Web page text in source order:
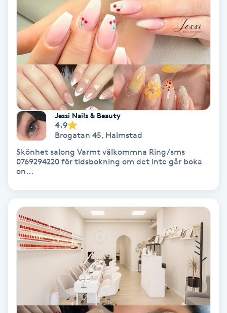
Lashlift Keratin
LED-ljusterapi
Liktornar
LPG
LPG-behandling
LPG-massage
Lymfmassage
Jessi Nails & Beauty
4.9
Brogatan 45, Halmstad
Skönhet salong Varmt välkommna Ring/sms
0769294220 för tidsbokning om det inte går boka
on...